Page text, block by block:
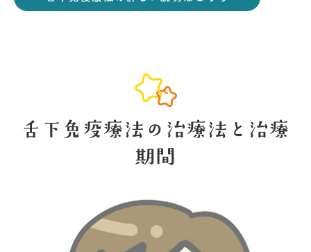
⾆下免疫療法の治療法と治療
期間